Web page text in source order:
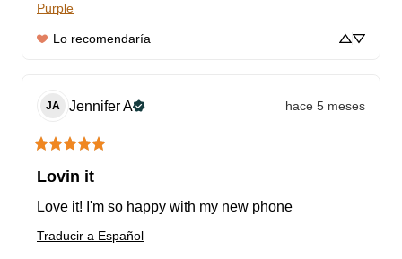
Purple
Lo recomendaría
JA JenniferA hace 5 meses
Lovin it
Love it! I'm so happy with my new phone
Traducir a Español